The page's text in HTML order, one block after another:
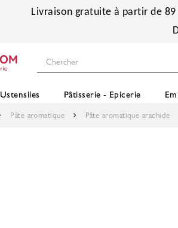
Livraison gratuite à partir de
Ustensiles Pâtisserie - Epicerie
Pâte aromatique Pâte aromatique arachide